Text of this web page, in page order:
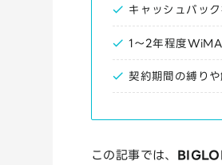
キャッシュバッ
1〜2年程度
契約期間の縛り
この記事では、